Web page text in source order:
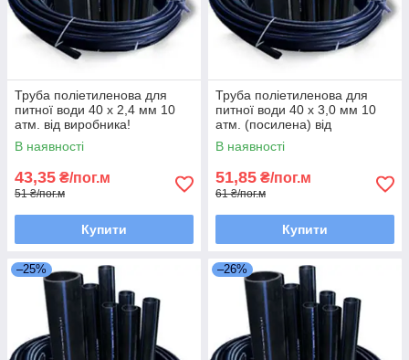
Труба поліетиленова для
питної води 40 х 2,4 мм 10
атм. від виробника!
В наявності
43,35 ₴/пог.м
51 ₴/пог.м
Купити
Труба поліетиленова для
питної води 40 х 3,0 мм 10
атм. (посилена) від
виробника!
В наявності
51,85 ₴/пог.м
61 ₴/пог.м
Купити
–25% –26%